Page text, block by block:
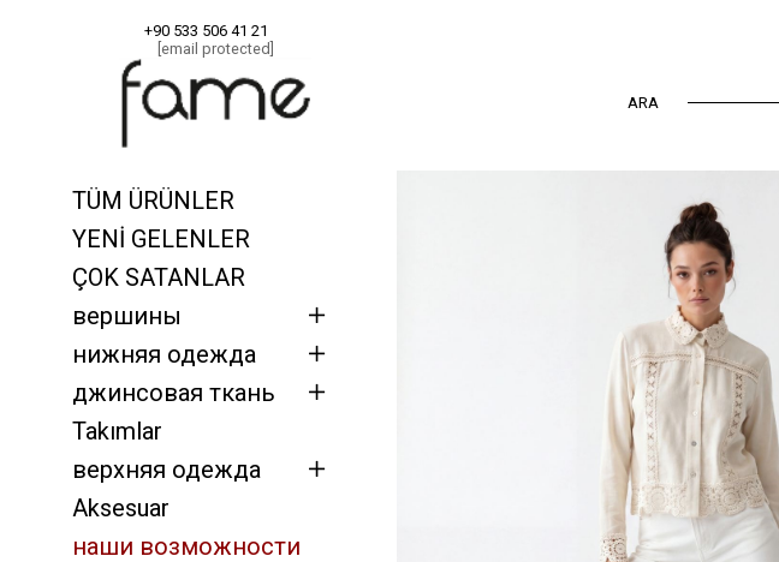
+90 533 506 41 21
[email protected]
TÜM ÜRÜNLER
YENİ GELENLER
ÇOK SATANLAR
вершины
нижняя одежда
джинсовая ткань
Takımlar
верхняя одежда
Aksesuar
наши возможности
ARA